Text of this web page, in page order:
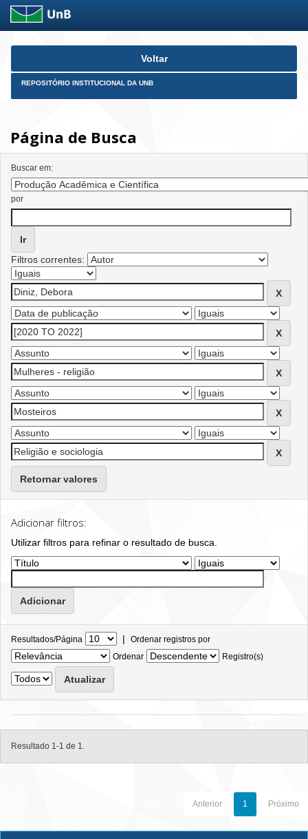
Skip
Voltar
REPOSITÓRIO INSTITUCIONAL DA UNB
Página de Busca
Buscar em:
por
Filtros correntes:
Retornar valores
Adicionar filtros:
Utilizar filtros para refinar o resultado de busca.
Resultados/Página | Ordenar registros por
Ordenar
Registro(s)
Resultado 1-1 de 1.
Anterior 1 Próximo